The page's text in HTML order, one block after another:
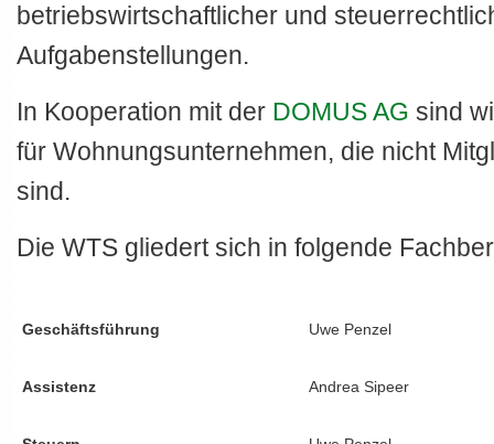
Neues BMF-Schreiben zur Instandsetzung und Modernisierung von
1
2
betriebswirtschaftlicher und
Aufgabenstellungen.
In Kooperation mit der DOMUS AG sind
für Wohnungsunternehmen, die nicht
sind.
Die WTS gliedert sich in folgende
Geschäftsführung Uwe Penzel
Assistenz Andrea Sipeer